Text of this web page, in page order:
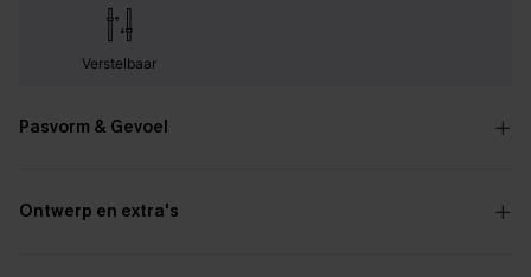
Verstelbaar
Pasvorm & Gevoel
Ontwerp en extra's